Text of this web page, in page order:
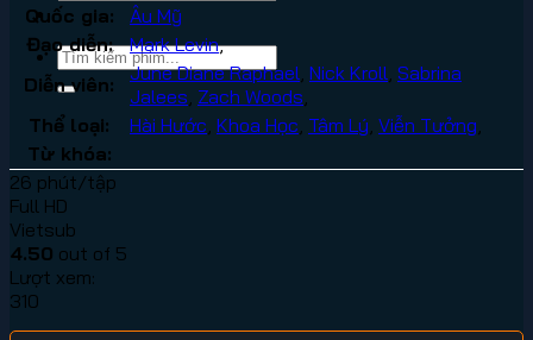
Quốc gia:
Âu Mỹ
Đạo diễn:
Mark Levin,
Diễn viên:
June Diane Raphael Nick Kroll Sabrina
Jalees Zach Woods
Thể loại:
Hài Hước Khoa Học Tâm Lý Viễn Tưởng
Từ khóa:
26 phút/tập
Full HD
Vietsub
4.50 out of 5
Lượt xem:
310